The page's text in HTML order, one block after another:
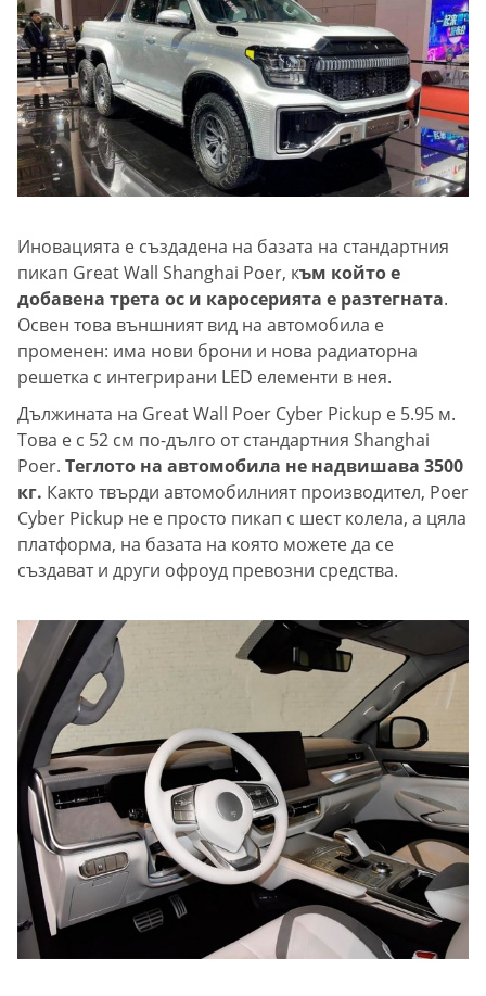
Иновацията е създадена на базата на стандартния
пикап Great Wall Shanghai Poer, към който е
добавена трета ос и каросерията е разтегната.
Освен това външният вид на автомобила е
променен: има нови брони и нова радиаторна
решетка с интегрирани LED елементи в нея.
Дължината на Great Wall Poer Cyber ​​​​Pickup е 5.95 м.
Това е с 52 см по-дълго от стандартния Shanghai
Poer. Теглото на автомобила не надвишава 3500
кг. Както твърди автомобилният производител, Poer
Cyber ​​​​Pickup не е просто пикап с шест колела, а цяла
платформа, на базата на която можете да се
създават и други офроуд превозни средства.